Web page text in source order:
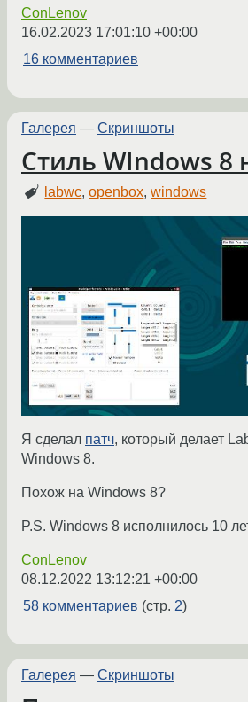
ConLenov
16.02.2023 17:01:10 +00:00
16 комментариев
Галерея — Скриншоты
Стиль WIndows 8
labwc,openbox,windows
Я сделал патч, который делает
Windows 8.
Похож на Windows 8?
P.S. Windows 8 исполнилось 10
ConLenov
08.12.2022 13:12:21 +00:00
58 комментариев (стр. 2)
Галерея — Скриншоты